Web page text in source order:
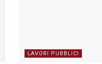
LAVORI PUBBLICI